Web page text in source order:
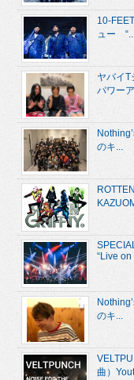
10-
ュー
ヤバイT
パワー
のキ...
“Live on
のキ...
曲）